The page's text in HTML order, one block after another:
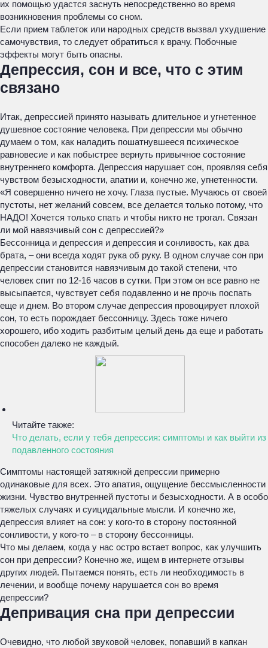
их помощью удастся заснуть непосредственно во время
возникновения проблемы со сном.
Если прием таблеток или народных средств вызвал ухудшение
самочувствия, то следует обратиться к врачу. Побочные
эффекты могут быть опасны.
Депрессия, сон и все, что с этим
связано
Итак, депрессией принято называть длительное и угнетенное
душевное состояние человека. При депрессии мы обычно
думаем о том, как наладить пошатнувшееся психическое
равновесие и как побыстрее вернуть привычное состояние
внутреннего комфорта. Депрессия нарушает сон, проявляя себя
чувством безысходности, апатии и, конечно же, угнетенности.
«Я совершенно ничего не хочу. Глаза пустые. Мучаюсь от своей
пустоты, нет желаний совсем, все делается только потому, что
НАДО! Хочется только спать и чтобы никто не трогал. Связан
ли мой навязчивый сон с депрессией?»
Бессонница и депрессия и депрессия и сонливость, как два
брата, – они всегда ходят рука об руку. В одном случае сон при
депрессии становится навязчивым до такой степени, что
человек спит по 12-16 часов в сутки. При этом он все равно не
высыпается, чувствует себя подавленно и не прочь поспать
еще и днем. Во втором случае депрессия провоцирует плохой
сон, то есть порождает бессонницу. Здесь тоже ничего
хорошего, ибо ходить разбитым целый день да еще и работать
способен далеко не каждый.
Читайте также:
Что делать, если у тебя депрессия: симптомы и как выйти из
подавленного состояния
Симптомы настоящей затяжной депрессии примерно
одинаковые для всех. Это апатия, ощущение бессмысленности
жизни. Чувство внутренней пустоты и безысходности. А в особо
тяжелых случаях и суицидальные мысли. И конечно же,
депрессия влияет на сон: у кого-то в сторону постоянной
сонливости, у кого-то – в сторону бессонницы.
Что мы делаем, когда у нас остро встает вопрос, как улучшить
сон при депрессии? Конечно же, ищем в интернете отзывы
других людей. Пытаемся понять, есть ли необходимость в
лечении, и вообще почему нарушается сон во время
депрессии?
Депривация сна при депрессии
Очевидно, что любой звуковой человек, попавший в капкан